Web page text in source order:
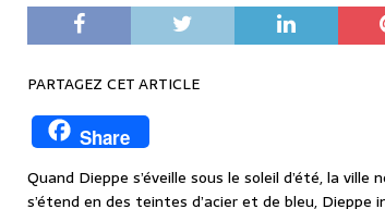
PARTAGEZ CET ARTICLE
Share
Quand Dieppe s’éveille sous le soleil d’été, la
s’étend en des teintes d’acier et de bleu,